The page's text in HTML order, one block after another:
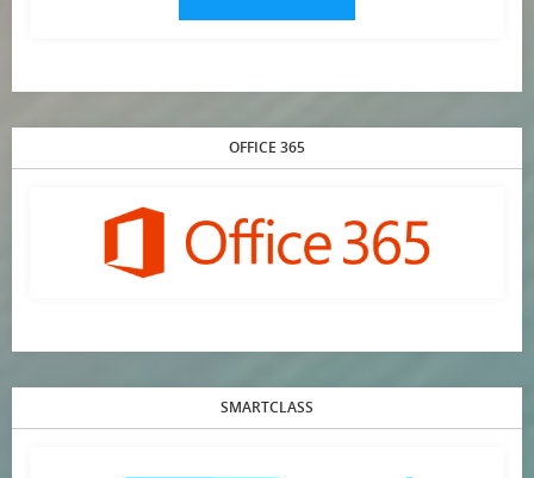
OFFICE 365
SMARTCLASS